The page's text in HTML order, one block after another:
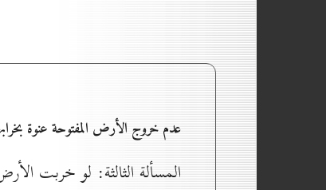
عدم خروج الأرض المفتوحة عنوة
المسألة الثالثة: لو خربت